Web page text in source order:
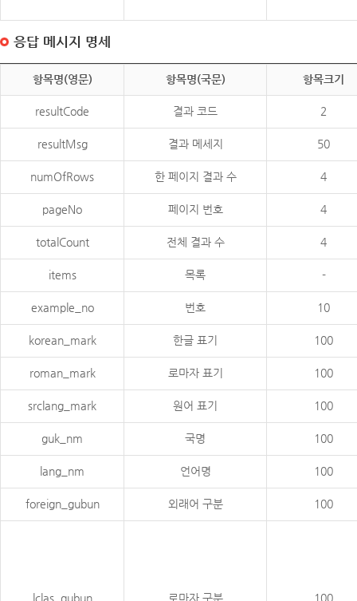
응답 메시지 명세
항목명(영문) 항목명(국문) 항목크기
resultCode 결과 코드 2
resultMsg 결과 메세지 50
numOfRows 한 페이지 결과 수 4
pageNo 페이지 번호 4
totalCount 전체 결과 수 4
items 목록 -
example_no 번호 10
korean_mark 한글 표기 100
roman_mark 로마자 표기 100
srclang_mark 원어 표기 100
guk_nm 국명 100
lang_nm 언어명 100
foreign_gubun 외래어 구분 100
lclas_gubun 로마자 구분 100